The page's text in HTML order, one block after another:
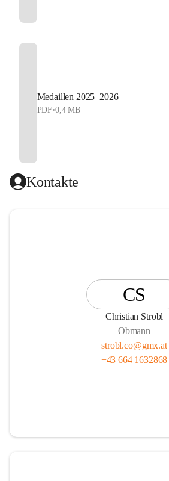
Medaillen 2025_2026
PDF•0,4 MB
Kontakte
CS
Christian Strobl
Obmann
strobl.co@gmx.at
+43 664 1632868